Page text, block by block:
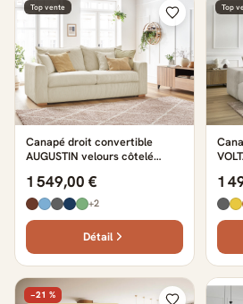
Top vente
Canapé droit convertible
AUGUSTIN velours côtelé
1 549,00 €
+2
Détail
Top
1
−21 %